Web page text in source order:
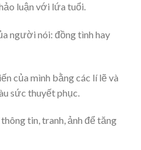
luận với lứa tuổi.
người nói: đồng tình hay
của mình bằng các lí lẽ và
sức thuyết phục.
tin, tranh, ảnh để tăng